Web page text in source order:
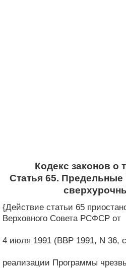
Кодекс законов о
Статья 65.
{Действие статьи 65
Верховного Совета РСФСР от
4 июля 1991 (ВВР 1991, N 36,
реализации Программы